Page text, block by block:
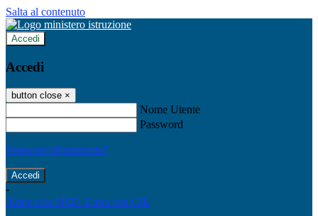
Salta al contenuto
Accedi
Accedi
button close ×
Nome Utente
Password
Password dimenticata?
-
Entra con SPID Entra con CIE